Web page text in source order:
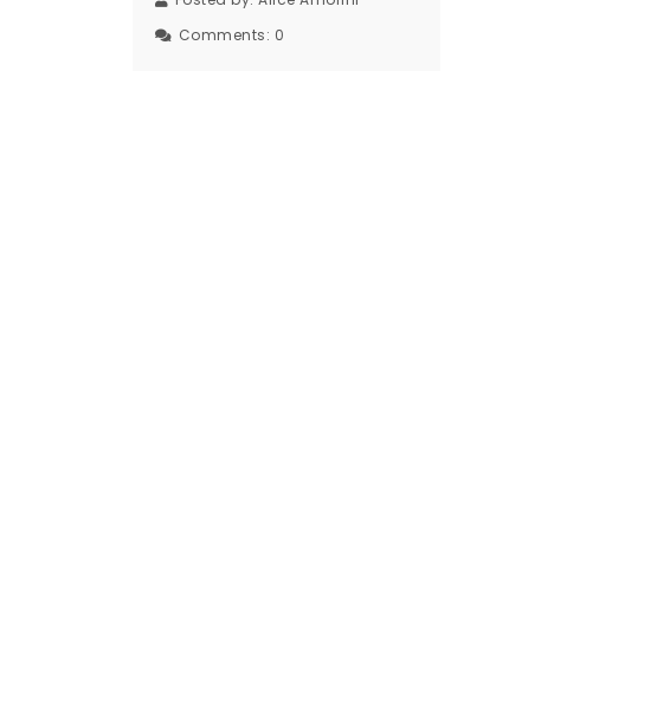
Comments: 0